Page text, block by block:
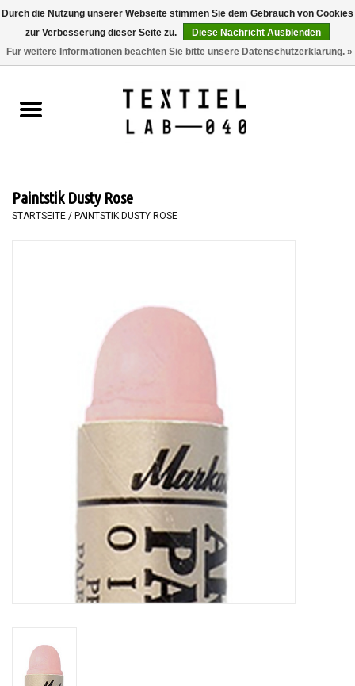
0 Artikel - €0,00
BÜCHER
MALEN
Paintstik Dusty Rose
STARTSEITE / PAINTSTIK DUSTY ROSE
Durch die Nutzung unserer Webseite stimmen Sie dem Gebrauch von Cookies
zur Verbesserung dieser Seite zu.
Diese Nachricht Ausblenden
Für weitere Informationen beachten Sie bitte unsere Datenschutzerklärung. »